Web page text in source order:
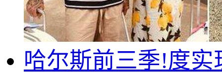
哈尔斯前三季!度实